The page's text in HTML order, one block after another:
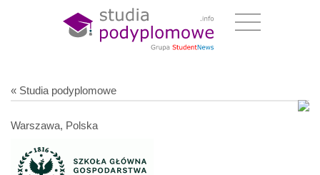
« Studia podyplomowe
Warszawa, Polska